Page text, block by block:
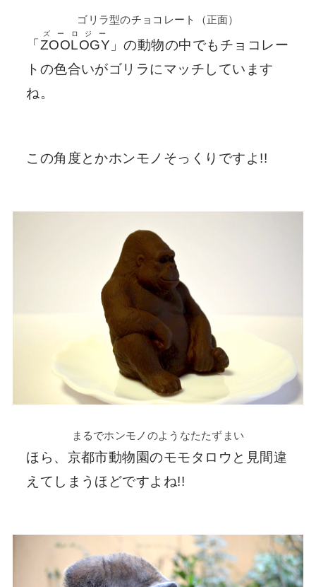
ゴリラ型のチョコレート（正面）
「 ZOOLOGY
ズーロジー
」の動物の中でもチョコレー
トの色合いがゴリラにマッチしています
ね。
この角度とかホンモノそっくりですよ!!
まるでホンモノのようなたたずまい
ほら、京都市動物園のモモタロウと見間違
えてしまうほどですよね!!